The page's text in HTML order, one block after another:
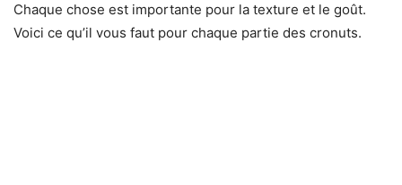
Chaque chose est importante pour la texture et le goût.
Voici ce qu’il vous faut pour chaque partie des cronuts.